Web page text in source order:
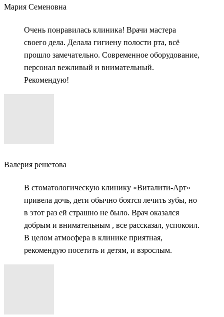
Мария Семеновна
Очень понравилась клиника! Врачи мастера
своего дела. Делала гигиену полости рта, всё
прошло замечательно. Современное оборудование,
персонал вежливый и внимательный.
Рекомендую!
Валерия решетова
В стоматологическую клинику «Виталити-Арт»
привела дочь, дети обычно боятся лечить зубы, но
в этот раз ей страшно не было. Врач оказался
добрым и внимательным , все рассказал, успокоил.
В целом атмосфера в клинике приятная,
рекомендую посетить и детям, и взрослым.